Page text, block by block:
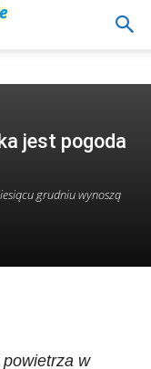
jest pogoda
grudniu wynoszą
w